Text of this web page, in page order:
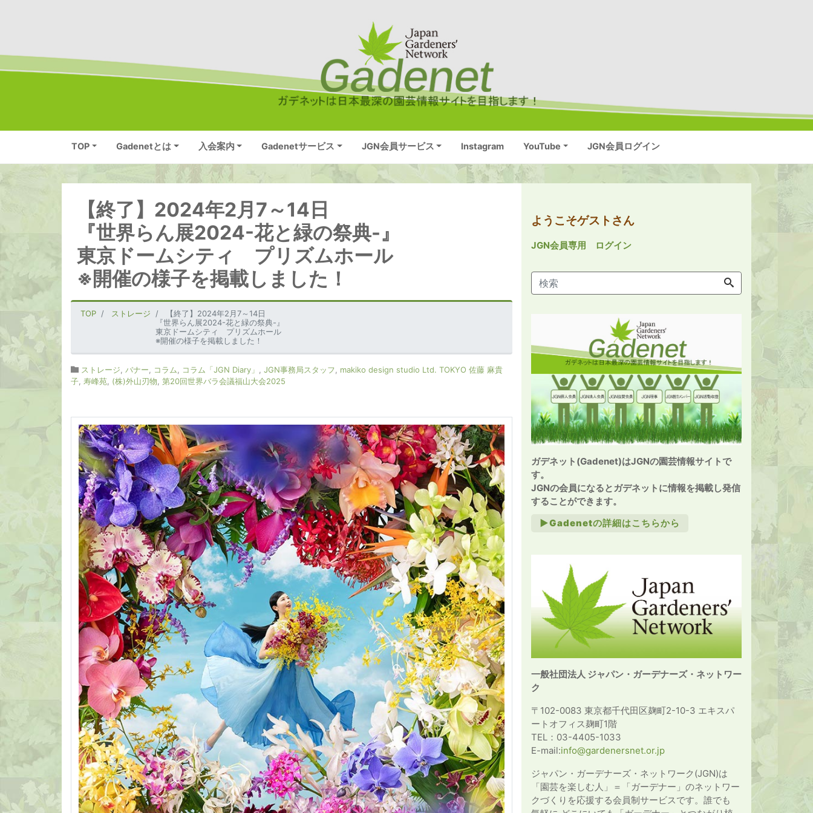
TOP Gadenetとは 入会案内 Gadenetサービス JGN会員サービス Instagram YouTube JGN会員ログイン
【終了】2024年2月7～14日
『世界らん展2024-花と緑の祭典-』
東京ドームシティ プリズムホール
※開催の様子を掲載しました！
TOP ストレージ
【終了】2024年2月7～14日
『世界らん展2024-花と緑の祭典-』
東京ドームシティ プリズムホール
※開催の様子を掲載しました！
ストレージ バナー コラム コラム「JGN Diary」 JGN事務局スタッフ
makiko design studio Ltd. TOKYO 佐藤 麻貴
子 寿峰苑 (株)外山刃物 第20回世界バラ会議福山大会2025
ようこそゲストさん
JGN会員専用 ログイン
ガデネット(Gadenet)はJGNの園芸情報サイトで
す。
JGNの会員になるとガデネットに情報を掲載し発信
することができます。
►Gadenetの詳細はこちらから
一般社団法人 ジャパン・ガーデナーズ・ネットワー
ク
〒102-0083 東京都千代田区麹町2-10-3 エキスパ
ートオフィス麹町1階
TEL：03-4405-1033
E-mail:info@gardenersnet.or.jp
ジャパン・ガーデナーズ・ネットワーク(JGN)は
「園芸を楽しむ人」＝「ガーデナー」のネットワー
クづくりを応援する会員制サービスです。誰でも